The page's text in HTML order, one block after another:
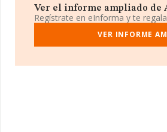
núm. 46 1 1, (46023), en el municipio
Con los datos a disposición de
nacional la facturación asciende a
de 247 mil euros de ventas en 2019.
millones de euros. Finalmente, para
Ver el informe ampliado de
Regístrate en eInforma y te
VER INFORME